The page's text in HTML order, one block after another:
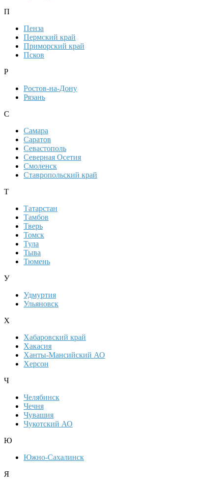
П
Пенза
Пермский край
Приморский край
Псков
Р
Ростов-на-Дону
Рязань
С
Самара
Саратов
Севастополь
Северная Осетия
Смоленск
Ставропольский край
Т
Татарстан
Тамбов
Тверь
Томск
Тула
Тыва
Тюмень
У
Удмуртия
Ульяновск
Х
Хабаровский край
Хакасия
Ханты-Мансийский АО
Херсон
Ч
Челябинск
Чечня
Чувашия
Чукотский АО
Ю
Южно-Сахалинск
Я